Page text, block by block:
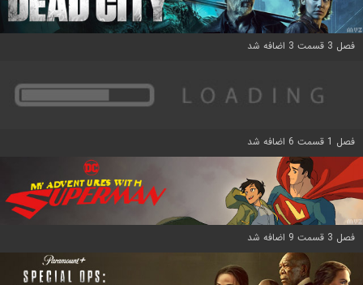
فصل 3 قسمت 3 اضافه شد
فصل 1 قسمت 6 اضافه شد
فصل 3 قسمت 9 اضافه شد